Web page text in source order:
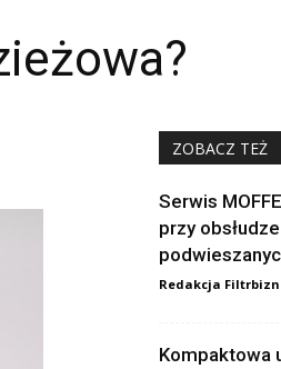
ZOBACZ TEŻ
Serwis
przy
Redakcja
Kompaktowa